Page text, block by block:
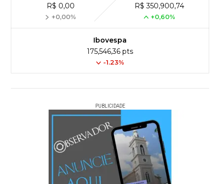
R$ 0,00
+0,00%
R$ 350,900,74
+0,60%
Ibovespa
175,546,36 pts
-1.23%
PUBLICIDADE